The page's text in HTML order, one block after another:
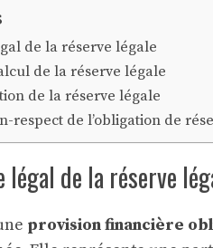
de la réserve légale
de la réserve légale
de la réserve légale
respect de l’obligation de
de la réserve
provision financière